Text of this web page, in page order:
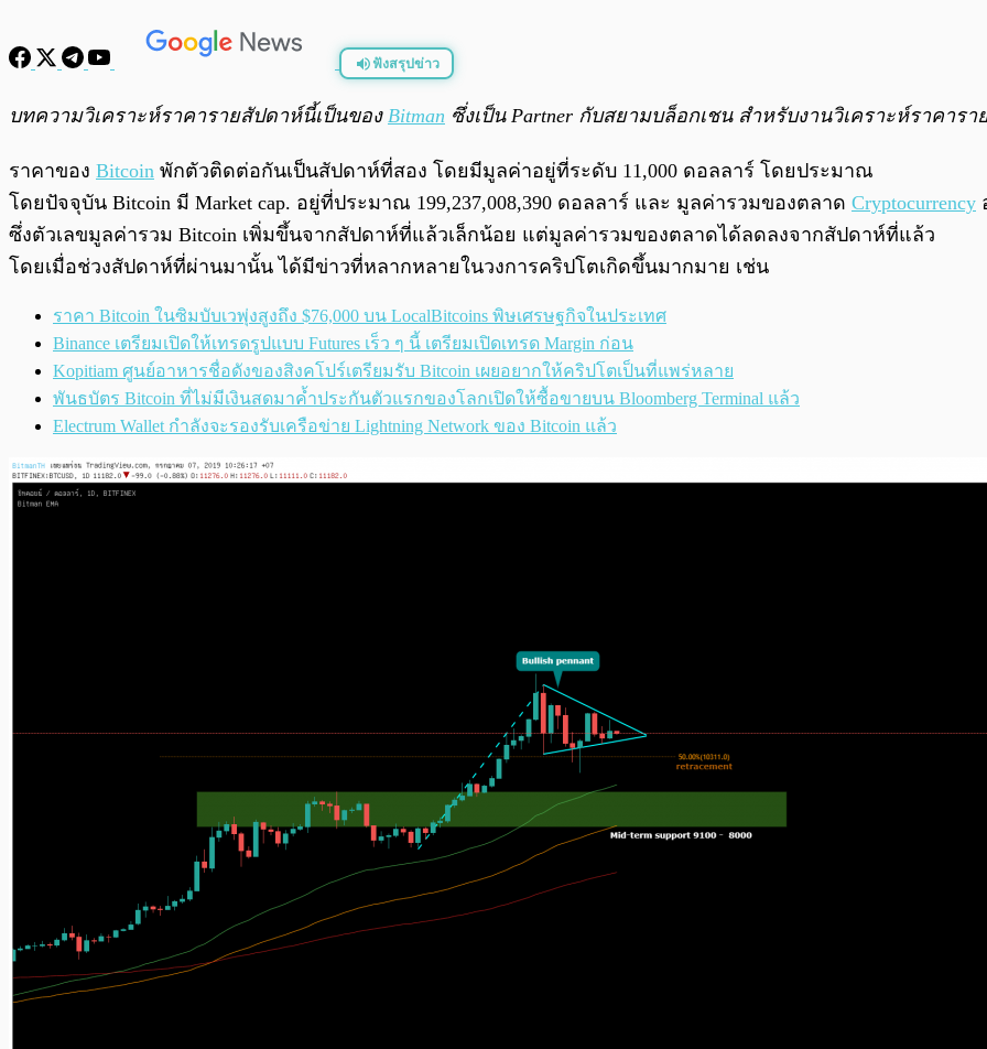
ฟังสรุปข่าว
พร้อมเล่น
บทความวิเคราะห์ราคารายสัปดาห์นี้เป็นของ Bitman ซึ่งเป็น Partner กับสยามบล็อกเชน สำหรับงานวิเคราะห์ราคาร
ราคาของ Bitcoin พักตัวติดต่อกันเป็นสัปดาห์ที่สอง โดยมีมูลค่าอยู่ที่ระดับ 11,000 ดอลลาร์ โดยประมาณ
โดยปัจจุบัน Bitcoin มี Market cap. อยู่ที่ประมาณ 199,237,008,390 ดอลลาร์ และ มูลค่ารวมของตลาด Cryptocurrency
ซึ่งตัวเลขมูลค่ารวม Bitcoin เพิ่มขึ้นจากสัปดาห์ที่แล้วเล็กน้อย แต่มูลค่ารวมของตลาดได้ลดลงจากสัปดาห์ที่แล้ว
โดยเมื่อช่วงสัปดาห์ที่ผ่านมานั้น ได้มีข่าวที่หลากหลายในวงการคริปโตเกิดขึ้นมากมาย เช่น
ราคา Bitcoin ในซิมบับเวพุ่งสูงถึง $76,000 บน LocalBitcoins พิษเศรษฐกิจในประเทศ
Binance เตรียมเปิดให้เทรดรูปแบบ Futures เร็ว ๆ นี้ เตรียมเปิดเทรด Margin ก่อน
Kopitiam ศูนย์อาหารชื่อดังของสิงคโปร์เตรียมรับ Bitcoin เผยอยากให้คริปโตเป็นที่แพร่หลาย
พันธบัตร Bitcoin ที่ไม่มีเงินสดมาค้ำประกันตัวแรกของโลกเปิดให้ซื้อขายบน Bloomberg Terminal แล้ว
Electrum Wallet กำลังจะรองรับเครือข่าย Lightning Network ของ Bitcoin แล้ว